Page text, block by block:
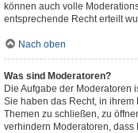
können auch volle
entsprechende Recht erteilt
Nach oben
Was sind Moderatoren?
Die Aufgabe der Moderatoren
Sie haben das Recht, in
Themen zu schließen, zu
verhindern Moderatoren, dass